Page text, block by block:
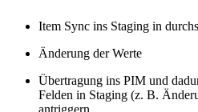
Item Sync ins Staging in
Änderung der Werte
Übertragung ins PIM und
Felden in Staging (z. B.